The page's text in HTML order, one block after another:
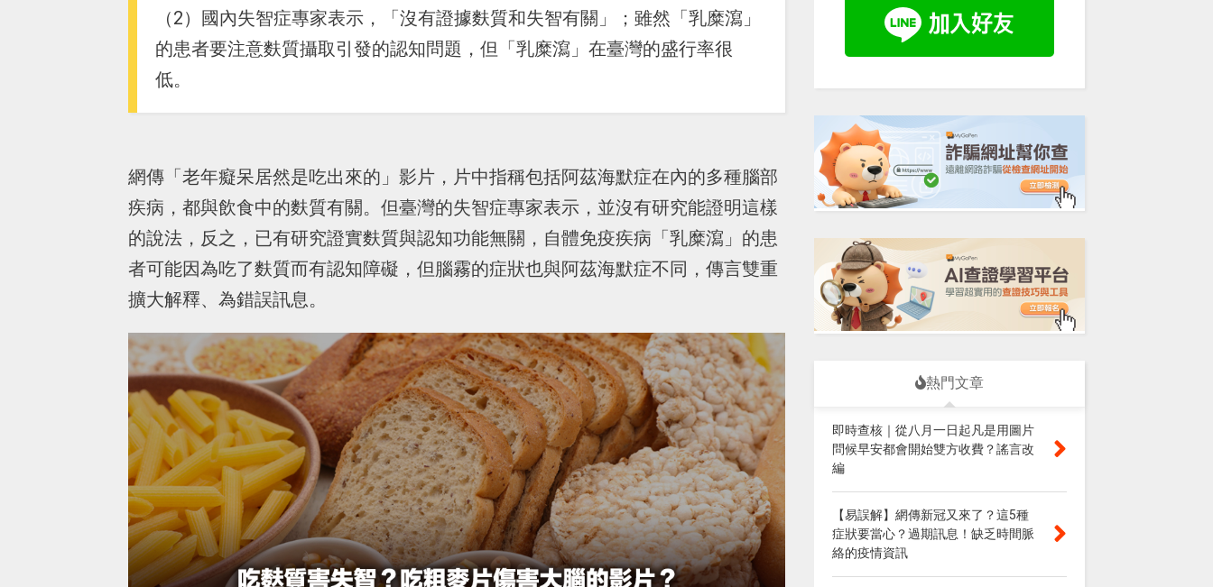
（2）國內失智症專家表示，「沒有證據麩質和失智有關」；雖然「乳糜瀉」
的患者要注意麩質攝取引發的認知問題，但「乳糜瀉」在臺灣的盛行率很
低。
網傳「老年癡呆居然是吃出來的」影片，片中指稱包括阿茲海默症在內的多種腦部
疾病，都與飲食中的麩質有關。但臺灣的失智症專家表示，並沒有研究能證明這樣
的說法，反之，已有研究證實麩質與認知功能無關，自體免疫疾病「乳糜瀉」的患
者可能因為吃了麩質而有認知障礙，但腦霧的症狀也與阿茲海默症不同，傳言雙重
擴大解釋、為錯誤訊息。
熱門文章
即時查核｜從八月一日起凡是用圖片
問候早安都會開始雙方收費？謠言改
編
【易誤解】網傳新冠又來了？這5種
症狀要當心？過期訊息！缺乏時間脈
絡的疫情資訊